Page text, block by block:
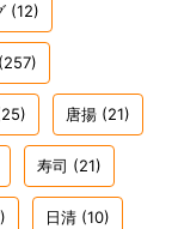
(12)
(257)
唐揚 (21)
寿司 (21)
日清 (10)